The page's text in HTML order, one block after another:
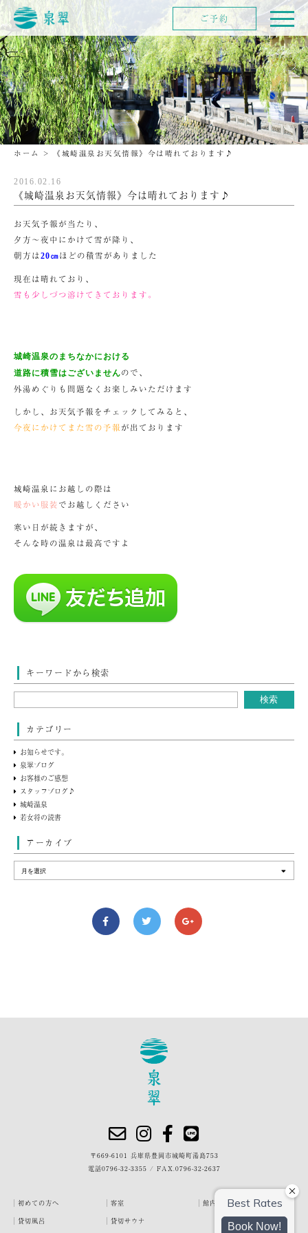
ホーム > 《城崎温泉お天気情報》今は晴れております♪
2016.02.16
《城崎温泉お天気情報》今は晴れております♪
お天気予報が当たり、
夕方～夜中にかけて雪が降り、
朝方は 20㎝ほどの積雪がありました
現在は晴れており、
雪も少しづつ溶けてきております。
城崎温泉のまちなかにおける
道路に積雪はございませんので、
外湯めぐりも問題なくお楽しみいただけます
しかし、お天気予報をチェックしてみると、
今夜にかけてまた雪の予報が出ております
城崎温泉にお越しの際は
暖かい服装でお越しください
寒い日が続きますが、
そんな時の温泉は最高ですよ
キーワードから検索
カテゴリー
お知らせです。
泉翠ブログ
お客様のご感想
スタッフブログ♪
城崎温泉
若女将の読書
アーカイブ
ご予約
〒669-6101 兵庫県豊岡市城崎町湯島753
電話0796-32-3355 / FAX.0796-32-2637
初めての方へ 客室
館内・施設
貸切風呂
貸切サウナ